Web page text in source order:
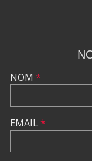
NOM *
EMAIL*